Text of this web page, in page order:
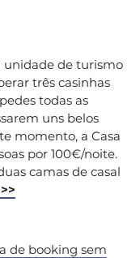
unidade de turismo
três casinhas
todas as
uns belos
momento, a Casa
por 100€/noite.
camas de casal
de booking sem